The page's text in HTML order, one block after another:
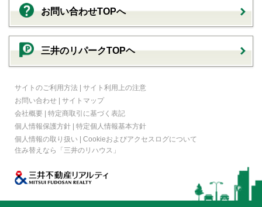
お問い合わせTOPへ
三井のリパークTOPヘ
サイトのご利用方法 | サイト利用上の注意
お問い合わせ | サイトマップ
会社概要 | 特定商取引に基づく表記
個人情報保護方針 | 特定個人情報基本方針
個人情報の取り扱い | Cookieおよびアクセスログについて
住み替えなら
「三井のリハウス」